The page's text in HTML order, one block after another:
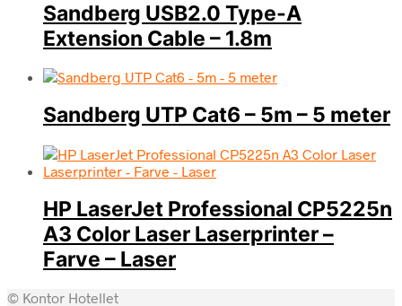
Sandberg USB2.0 Type-A
Extension Cable – 1.8m
Sandberg UTP Cat6 – 5m – 5 meter
HP LaserJet Professional CP5225n
A3 Color Laser Laserprinter –
Farve – Laser
© Kontor Hotellet